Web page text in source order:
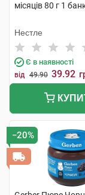
місяців 80 г 1
Нестле
Є в наявності
від 49.90 39.92
−20%